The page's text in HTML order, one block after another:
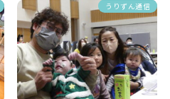
うりずん通信